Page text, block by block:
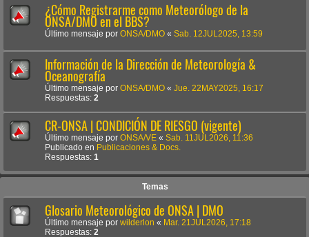
¿Cómo Registrarme como Meteorólogo de la
ONSA/DMO en el BBS?
Último mensaje por ONSA/DMO « Sab. 12JUL2025, 13:59
Información de la Dirección de Meteorología &
Oceanografía
Último mensaje por ONSA/DMO « Jue. 22MAY2025, 16:17
Respuestas: 2
CR-ONSA | CONDICIÓN DE RIESGO (vigente)
Último mensaje por ONSA/VE « Sab. 11JUL2026, 11:36
Publicado en Publicaciones & Docs.
Respuestas: 1
Temas
Glosario Meteorológico de ONSA | DMO
Último mensaje por wilderlon « Mar. 21JUL2026, 17:18
Respuestas: 2